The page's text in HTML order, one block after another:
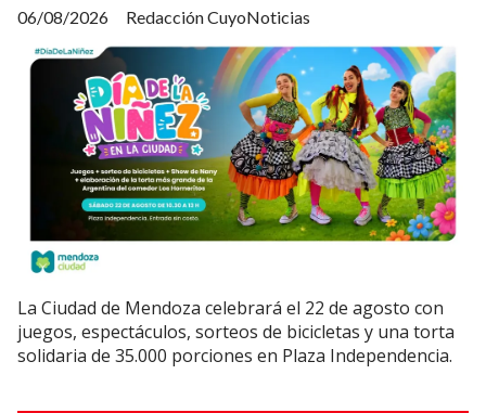
Redacción CuyoNoticias
06/08/2026
La Ciudad de Mendoza celebrará el 22 de agosto con
juegos, espectáculos, sorteos de bicicletas y una torta
solidaria de 35.000 porciones en Plaza Independencia.